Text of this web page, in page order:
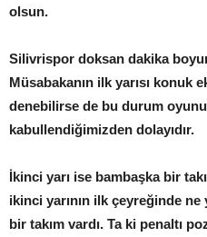
olsun.
Silivrispor doksan dakika
Müsabakanın ilk yarısı
denebilirse de bu durum
kabullendiğimizden dolayıdır.
İkinci yarı ise bambaşka bir
ikinci yarının ilk çeyreğinde ne
bir takım vardı. Ta ki penaltı